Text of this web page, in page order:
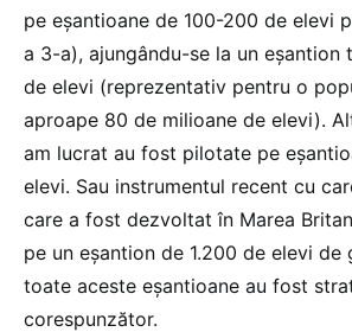
pe eșantioane de 100-200 de elevi
a 3-a), ajungându-se la un
de elevi (reprezentativ pentru o
aproape 80 de milioane de elevi).
am lucrat au fost pilotate pe
elevi. Sau instrumentul recent cu
care a fost dezvoltat în Marea
pe un eșantion de 1.200 de elevi de
toate aceste eșantioane au fost
corespunzător.